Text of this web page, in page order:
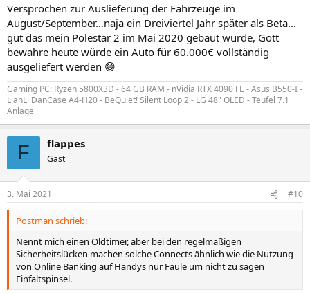
:
Versprochen zur Auslieferung der Fahrzeuge im
August/September…naja ein Dreiviertel Jahr später als Beta…
gut das mein Polestar 2 im Mai 2020 gebaut wurde, Gott
bewahre heute würde ein Auto für 60.000€ vollständig
ausgeliefert werden 😅
Gaming PC: Ryzen 5800X3D - 64 GB RAM - nVidia RTX 4090 FE - Asus B550-I -
LianLi DanCase A4-H20 - BeQuiet! Silent Loop 2 - LG 48" OLED - Teufel 7.1
Anlage
F flappes
Gast
3. Mai 2021 #10
Postman schrieb:
Nennt mich einen Oldtimer, aber bei den regelmäßigen
Sicherheitslücken machen solche Connects ähnlich wie die Nutzung
von Online Banking auf Handys nur Faule um nicht zu sagen
Einfaltspinsel.